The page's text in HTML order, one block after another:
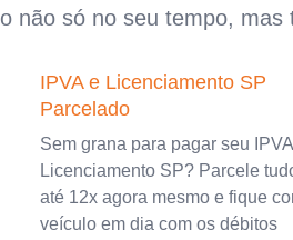
não só no seu tempo, mas
IPVA e Licenciamento SP
Parcelado
Sem grana para pagar seu
Licenciamento SP? Parcele
até 12x agora mesmo e fique
veículo em dia com os débitos